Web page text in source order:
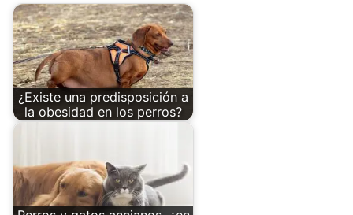
¿Existe una predisposición a
la obesidad en los perros?